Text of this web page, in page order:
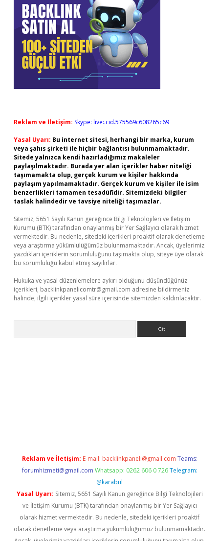
Reklam ve İletişim: Skype: live:.cid.575569c608265c69
Yasal Uyarı: Bu internet sitesi, herhangi bir marka, kurum
veya şahıs şirketi ile hiçbir bağlantısı bulunmamaktadır.
Sitede yalnızca kendi hazırladığımız makaleler
paylaşılmaktadır. Burada yer alan içerikler haber niteliği
taşımamakta olup, gerçek kurum ve kişiler hakkında
paylaşım yapılmamaktadır. Gerçek kurum ve kişiler ile isim
benzerlikleri tamamen tesadüfidir. Sitemizdeki bilgiler
taslak halindedir ve tavsiye niteliği taşımazlar.
Sitemiz, 5651 Sayılı Kanun gereğince Bilgi Teknolojileri ve İletişim
Kurumu (BTK) tarafından onaylanmış bir Yer Sağlayıcı olarak hizmet
vermektedir. Bu nedenle, sitedeki içerikleri proaktif olarak denetleme
veya araştırma yükümlülüğümüz bulunmamaktadır. Ancak, üyelerimiz
yazdıkları içeriklerin sorumluluğunu taşımakta olup, siteye üye olarak
bu sorumluluğu kabul etmiş sayılırlar.
Hukuka ve yasal düzenlemelere aykırı olduğunu düşündüğünüz
içerikleri, backlinkpanelicomtr@gmail.com adresine bildirmeniz
halinde, ilgili içerikler yasal süre içerisinde sitemizden kaldırılacaktır.
Reklam ve İletişim: E-mail: backlinkpaneli@gmail.com Teams:
forumhizmeti@gmail.com Whatsapp: 0262 606 0 726 Telegram:
@karabul
Yasal Uyarı: Sitemiz, 5651 Sayılı Kanun gereğince Bilgi Teknolojileri
ve İletişim Kurumu (BTK) tarafından onaylanmış bir Yer Sağlayıcı
olarak hizmet vermektedir. Bu nedenle, sitedeki içerikleri proaktif
olarak denetleme veya araştırma yükümlülüğümüz bulunmamaktadır.